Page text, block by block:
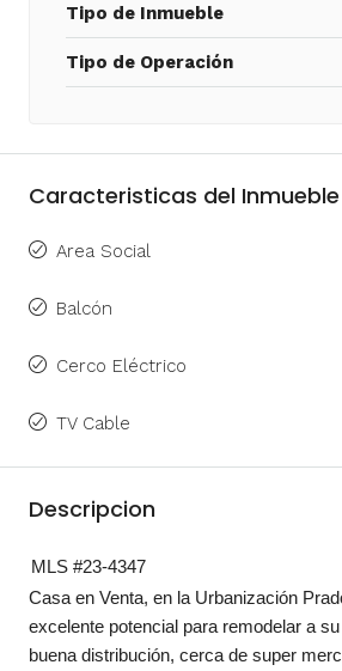
Tipo de Inmueble
Tipo de Operación
Caracteristicas del Inmueble
Area Social
Balcón
Cerco Eléctrico
TV Cable
Descripcion
MLS #23-4347
Casa en Venta, en la Urbanización
excelente potencial para remodelar a
buena distribución, cerca de super